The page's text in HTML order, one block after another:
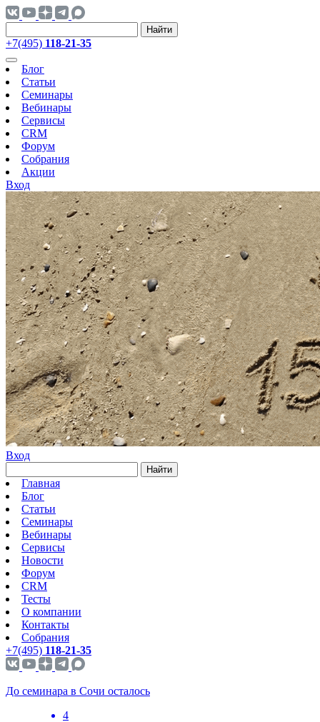
Найти
+7(495) 118-21-35
Блог
Статьи
Семинары
Вебинары
Сервисы
CRM
Форум
Собрания
Акции
Вход
Вход
Найти
Главная
Блог
Статьи
Семинары
Вебинары
Сервисы
Новости
Форум
CRM
Тесты
О компании
Контакты
Собрания
+7(495) 118-21-35
До семинара в Сочи осталось
4